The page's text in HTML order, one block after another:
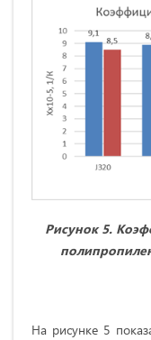
Рисунок 5.
На рисунке 5